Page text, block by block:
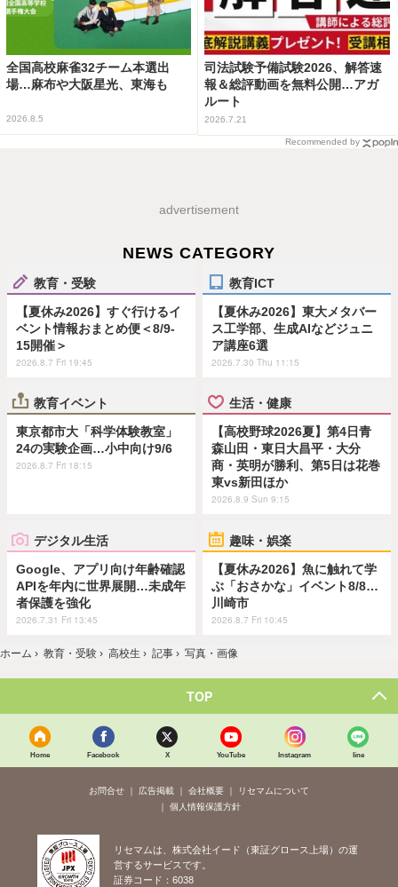
全国高校麻雀32チーム本選出
場…麻布や大阪星光、東海も
2026.8.5
司法試験予備試験2026、解答速
報＆総評動画を無料公開…アガ
ルート
2026.7.21
Recommended by
advertisement
NEWS CATEGORY
教育・受験
【夏休み2026】すぐ行けるイ
ベント情報おまとめ便＜8/9-
15開催＞
2026.8.7 Fri 19:45
教育ICT
【夏休み2026】東大メタバー
ス工学部、生成AIなどジュニ
ア講座6選
2026.7.30 Thu 11:15
教育イベント
東京都市大「科学体験教室」
24の実験企画…小中向け9/6
2026.8.7 Fri 18:15
生活・健康
【高校野球2026夏】第4日青
森山田・東日大昌平・大分
商・英明が勝利、第5日は花巻
東vs新田ほか
2026.8.9 Sun 9:15
デジタル生活
Google、アプリ向け年齢確認
APIを年内に世界展開…未成年
者保護を強化
2026.7.31 Fri 13:45
趣味・娯楽
【夏休み2026】魚に触れて学
ぶ「おさかな」イベント8/8…
川崎市
2026.8.7 Fri 10:45
ホーム › 教育・受験 › 高校生 › 記事 › 写真・画像
TOP
Home Facebook X YouTube Instagram line
お問合せ 広告掲載 会社概要
リセマムについて
個人情報保護方針
リセマムは、株式会社イード（東証グロース上場）の運
営するサービスです。
証券コード：6038